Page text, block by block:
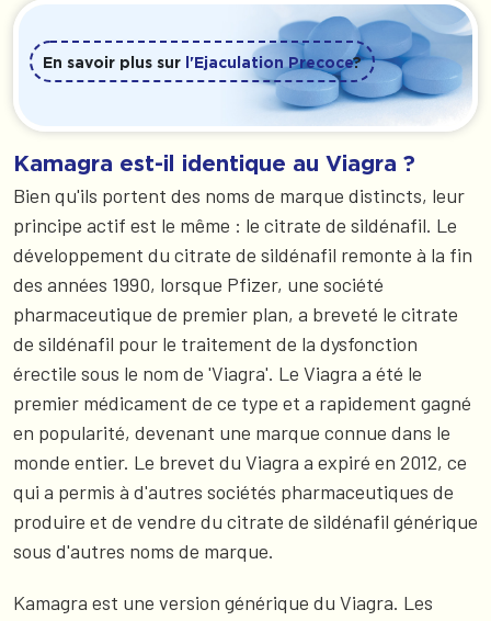
En savoir plus sur l'Ejaculation Precoce?
Kamagra est-il identique au Viagra ?
Bien qu'ils portent des noms de marque distincts, leur
principe actif est le même : le citrate de sildénafil. Le
développement du citrate de sildénafil remonte à la fin
des années 1990, lorsque Pfizer, une société
pharmaceutique de premier plan, a breveté le citrate
de sildénafil pour le traitement de la dysfonction
érectile sous le nom de 'Viagra'. Le Viagra a été le
premier médicament de ce type et a rapidement gagné
en popularité, devenant une marque connue dans le
monde entier. Le brevet du Viagra a expiré en 2012, ce
qui a permis à d'autres sociétés pharmaceutiques de
produire et de vendre du citrate de sildénafil générique
sous d'autres noms de marque.
Kamagra est une version générique du Viagra. Les